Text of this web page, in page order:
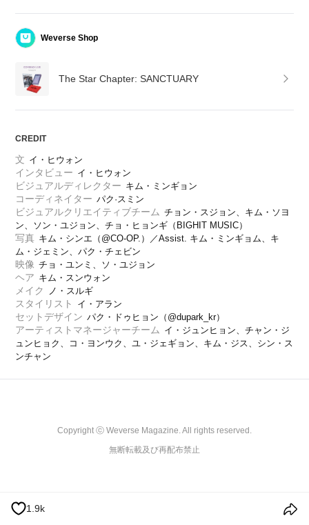
Weverse Shop
The Star Chapter: SANCTUARY
CREDIT
文 イ・ヒウォン
インタビュー イ・ヒウォン
ビジュアルディレクター キム・ミンギョン
コーディネイター パク·スミン
ビジュアルクリエイティブチーム チョン・スジョン、キム・ソヨ
ン、ソン・ユジョン、チョ・ヒョンギ（BIGHIT MUSIC）
写真 キム・シンエ（@CO-OP.）／Assist. キム・ミンギョム、キ
ム・ジェミン、パク・チェビン
映像 チョ・ユンミ、ソ・ユジョン
ヘア キム・スンウォン
メイク ノ・スルギ
スタイリスト イ・アラン
セットデザイン パク・ドゥヒョン（@dupark_kr）
アーティストマネージャーチーム イ・ジュンヒョン、チャン・ジ
ュンヒョク、コ・ヨンウク、ユ・ジェギョン、キム・ジス、シン・ス
ンチャン
Copyright ⓒ Weverse Magazine. All rights reserved.
無断転載及び再配布禁止
1.9k